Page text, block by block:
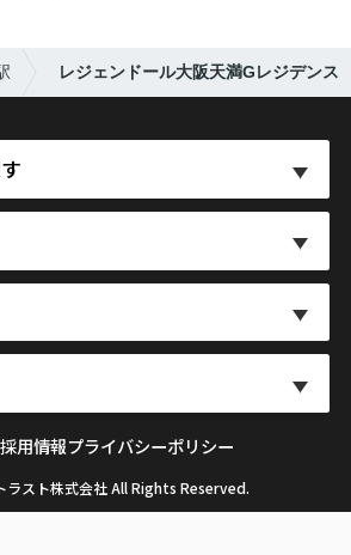
レジェンドール大阪天満Gレジデンス
採用情報プライバシーポリシー
ラスト株式会社 All Rights Reserved.